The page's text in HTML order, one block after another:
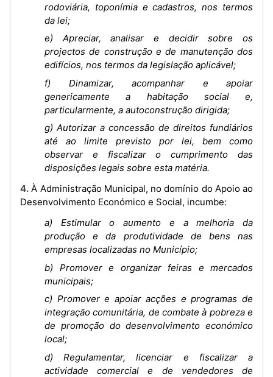
rodoviária, toponímia e cadastros, nos termos
da lei;
e) Apreciar, analisar e decidir sobre os
projectos de construção e de manutenção dos
edifícios, nos termos da legislação aplicável;
f) Dinamizar, acompanhar e apoiar
genericamente a habitação social e,
particularmente, a autoconstrução dirigida;
g) Autorizar a concessão de direitos fundiários
até ao limite previsto por lei, bem como
observar e fiscalizar o cumprimento das
disposições legais sobre esta matéria.
4. À Administração Municipal, no domínio do Apoio ao
Desenvolvimento Económico e Social, incumbe:
a) Estimular o aumento e a melhoria da
produção e da produtividade de bens nas
empresas localizadas no Município;
b) Promover e organizar feiras e mercados
municipais;
c) Promover e apoiar acções e programas de
integração comunitária, de combate à pobreza e
de promoção do desenvolvimento económico
local;
d) Regulamentar, licenciar e fiscalizar a
actividade comercial e de vendedores de